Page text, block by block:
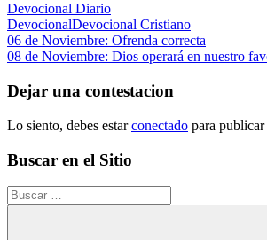
Devocional Diario
DevocionalDevocional Cristiano
Navegación
de
entradas
Entrada
anterior:
06 de Noviembre: Ofrenda correcta
Siguiente
08 de Noviembre: Dios operará en nuestro
Dejar una contestacion
Lo siento, debes estarconectado para
Buscar en el Sitio
Buscar: